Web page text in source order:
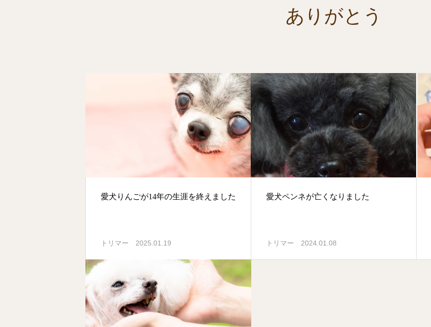
ありがとう
愛犬りんごが14年の生涯を終えました
トリマー 2025.01.19
愛犬ペンネが亡くなりました
トリマー 2024.01.08